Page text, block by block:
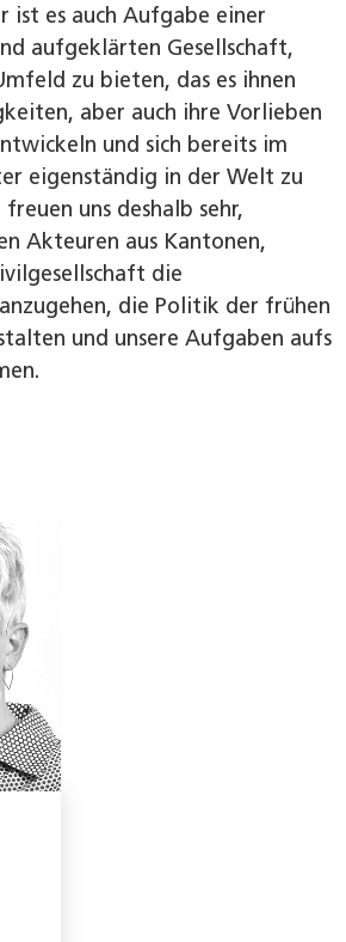
ist es auch Aufgabe einer
aufgeklärten Gesellschaft,
zu bieten, das es ihnen
aber auch ihre Vorlieben
und sich bereits im
eigenständig in der Welt zu
uns deshalb sehr,
Akteuren aus Kantonen,
die
die Politik der frühen
und unsere Aufgaben aufs